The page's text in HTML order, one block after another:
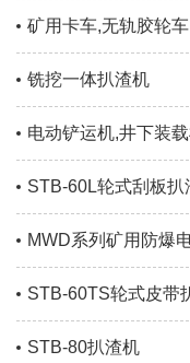
矿用卡车,无轨胶轮车
铣挖一体扒渣机
电动铲运机,井下装
STB-60L轮式刮板扒
MWD系列矿用防爆
STB-60TS轮式皮带
STB-80扒渣机